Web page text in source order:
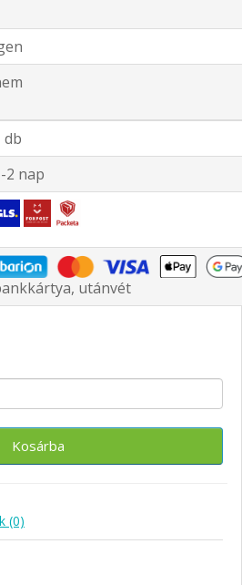
db
2 nap
utánvét
Kosárba
(0)